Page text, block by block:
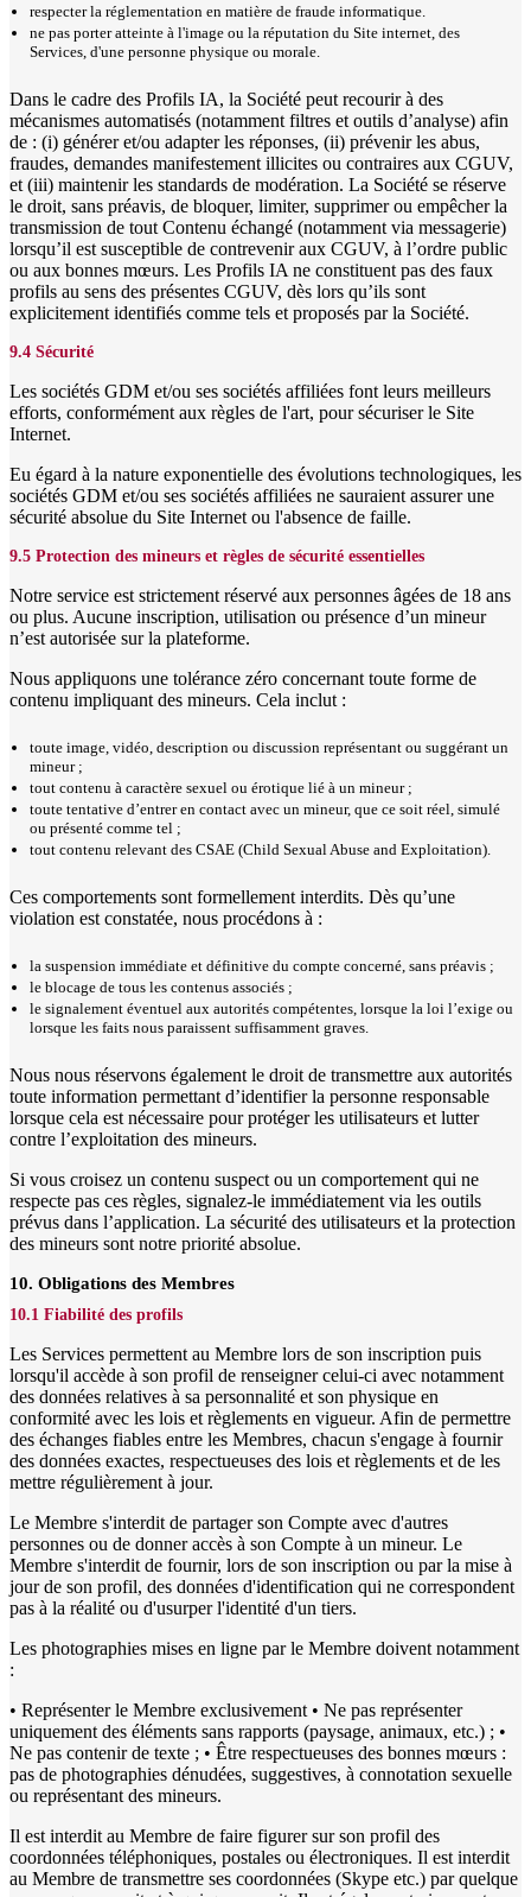
respecter la réglementation en matière de fraude informatique.
ne pas porter atteinte à l'image ou la réputation du Site internet, des
Services, d'une personne physique ou morale.
Dans le cadre des Profils IA, la Société peut recourir à des
mécanismes automatisés (notamment filtres et outils d’analyse) afin
de : (i) générer et/ou adapter les réponses, (ii) prévenir les abus,
fraudes, demandes manifestement illicites ou contraires aux CGUV,
et (iii) maintenir les standards de modération. La Société se réserve
le droit, sans préavis, de bloquer, limiter, supprimer ou empêcher la
transmission de tout Contenu échangé (notamment via messagerie)
lorsqu’il est susceptible de contrevenir aux CGUV, à l’ordre public
ou aux bonnes mœurs. Les Profils IA ne constituent pas des faux
profils au sens des présentes CGUV, dès lors qu’ils sont
explicitement identifiés comme tels et proposés par la Société.
9.4 Sécurité
Les sociétés GDM et/ou ses sociétés affiliées font leurs meilleurs
efforts, conformément aux règles de l'art, pour sécuriser le Site
Internet.
Eu égard à la nature exponentielle des évolutions technologiques, les
sociétés GDM et/ou ses sociétés affiliées ne sauraient assurer une
sécurité absolue du Site Internet ou l'absence de faille.
9.5 Protection des mineurs et règles de sécurité essentielles
Notre service est strictement réservé aux personnes âgées de 18 ans
ou plus. Aucune inscription, utilisation ou présence d’un mineur
n’est autorisée sur la plateforme.
Nous appliquons une tolérance zéro concernant toute forme de
contenu impliquant des mineurs. Cela inclut :
toute image, vidéo, description ou discussion représentant ou suggérant un
mineur ;
tout contenu à caractère sexuel ou érotique lié à un mineur ;
toute tentative d’entrer en contact avec un mineur, que ce soit réel, simulé
ou présenté comme tel ;
tout contenu relevant des CSAE (Child Sexual Abuse and Exploitation).
Ces comportements sont formellement interdits. Dès qu’une
violation est constatée, nous procédons à :
la suspension immédiate et définitive du compte concerné, sans préavis ;
le blocage de tous les contenus associés ;
le signalement éventuel aux autorités compétentes, lorsque la loi l’exige ou
lorsque les faits nous paraissent suffisamment graves.
Nous nous réservons également le droit de transmettre aux autorités
toute information permettant d’identifier la personne responsable
lorsque cela est nécessaire pour protéger les utilisateurs et lutter
contre l’exploitation des mineurs.
Si vous croisez un contenu suspect ou un comportement qui ne
respecte pas ces règles, signalez-le immédiatement via les outils
prévus dans l’application. La sécurité des utilisateurs et la protection
des mineurs sont notre priorité absolue.
10. Obligations des Membres
10.1 Fiabilité des profils
Les Services permettent au Membre lors de son inscription puis
lorsqu'il accède à son profil de renseigner celui-ci avec notamment
des données relatives à sa personnalité et son physique en
conformité avec les lois et règlements en vigueur. Afin de permettre
des échanges fiables entre les Membres, chacun s'engage à fournir
des données exactes, respectueuses des lois et règlements et de les
mettre régulièrement à jour.
Le Membre s'interdit de partager son Compte avec d'autres
personnes ou de donner accès à son Compte à un mineur. Le
Membre s'interdit de fournir, lors de son inscription ou par la mise à
jour de son profil, des données d'identification qui ne correspondent
pas à la réalité ou d'usurper l'identité d'un tiers.
Les photographies mises en ligne par le Membre doivent notamment
:
• Représenter le Membre exclusivement • Ne pas représenter
uniquement des éléments sans rapports (paysage, animaux, etc.) ; •
Ne pas contenir de texte ; • Être respectueuses des bonnes mœurs :
pas de photographies dénudées, suggestives, à connotation sexuelle
ou représentant des mineurs.
Il est interdit au Membre de faire figurer sur son profil des
coordonnées téléphoniques, postales ou électroniques. Il est interdit
au Membre de transmettre ses coordonnées (Skype etc.) par quelque